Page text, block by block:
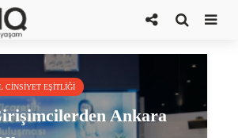
Platformu
CINSIYET EŞITLIĞI
Ankara